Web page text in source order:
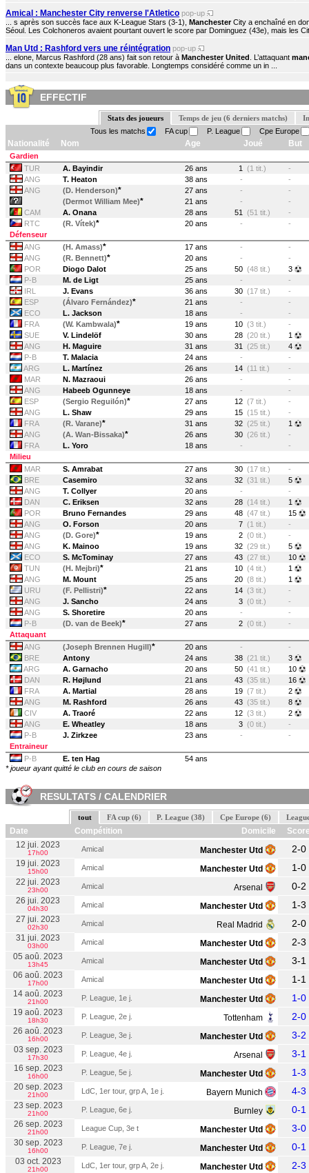
Amical : Manchester City renverse l'Atletico pop-up
... s après son succès face aux K-League Stars (3-1), ManchesterCity a enchaîné en
Séoul. Les Colchoneros avaient pourtant ouvert le score par Dominguez (43e), mais les
Man Utd : Rashford vers une réintégration pop-up
... elone, Marcus Rashford (28 ans) fait son retour à Manchester United . L’attaquant
dans un contexte beaucoup plus favorable. Longtemps considéré comme un in ...
EFFECTIF
Stats des joueurs Temps de jeu (6 derniers matchs)
Tous les matchs
FA cup P. League Cpe Europe
Nationalité Nom Age Joué But
Gardien
TUR
A. Bayindir 26 ans 1 (1 tit.)
-
ANG
T. Heaton 38 ans -
-
ANG
(D. Henderson)* 27 ans -
-
(Dermot William Mee)* 21 ans -
-
CAM
A. Onana 28 ans 51 (51 tit.)
-
RTC
(R. Vítek)* 20 ans -
-
Défenseur
ANG
(H. Amass)* 17 ans -
-
ANG
(R. Bennett)* 20 ans -
-
POR
Diogo Dalot 25 ans 50 (48 tit.)
3
P-B
M. de Ligt 25 ans -
-
IRL
J. Evans 36 ans 30 (17 tit.)
-
ESP
(Álvaro Fernández)* 21 ans -
-
ECO
L. Jackson 18 ans -
-
FRA
(W. Kambwala)* 19 ans 10 (3 tit.)
-
SUE
V. Lindelöf 30 ans 28 (20 tit.)
1
ANG
H. Maguire 31 ans 31 (25 tit.)
4
P-B
T. Malacia 24 ans -
-
ARG
L. Martínez 26 ans 14 (11 tit.)
-
MAR
N. Mazraoui 26 ans -
-
ANG
Habeeb Ogunneye 18 ans -
-
ESP
(Sergio Reguilón)* 27 ans 12 (7 tit.)
-
ANG
L. Shaw 29 ans 15 (15 tit.)
-
FRA
(R. Varane)* 31 ans 32 (25 tit.)
1
ANG
(A. Wan-Bissaka)* 26 ans 30 (26 tit.)
-
FRA
L. Yoro 18 ans -
-
Milieu
MAR
S. Amrabat 27 ans 30 (17 tit.)
-
BRE
Casemiro 32 ans 32 (31 tit.)
5
ANG
T. Collyer 20 ans -
-
DAN
C. Eriksen 32 ans 28 (14 tit.)
1
POR
Bruno Fernandes 29 ans 48 (47 tit.)
15
ANG
O. Forson 20 ans 7 (1 tit.)
-
ANG
(D. Gore)* 19 ans 2 (0 tit.)
-
ANG
K. Mainoo 19 ans 32 (29 tit.)
5
ECO
S. McTominay 27 ans 43 (27 tit.)
10
TUN
(H. Mejbri)* 21 ans 10 (4 tit.)
1
ANG
M. Mount 25 ans 20 (8 tit.)
1
URU
(F. Pellistri)* 22 ans 14 (3 tit.)
-
ANG
J. Sancho 24 ans 3 (0 tit.)
-
ANG
S. Shoretire 20 ans -
-
P-B
(D. van de Beek)* 27 ans 2 (0 tit.)
-
Attaquant
ANG
(Joseph Brennen Hugill)* 20 ans -
-
BRE
Antony 24 ans 38 (21 tit.)
3
ARG
A. Garnacho 20 ans 50 (41 tit.)
10
DAN
R. Højlund 21 ans 43 (35 tit.)
16
FRA
A. Martial 28 ans 19 (7 tit.)
2
ANG
M. Rashford 26 ans 43 (35 tit.)
8
CIV
A. Traoré 22 ans 12 (3 tit.)
2
ANG
E. Wheatley 18 ans 3 (0 tit.)
-
P-B
J. Zirkzee 23 ans -
-
Entraineur
P-B
E. ten Hag
54 ans
* joueur ayant quitté le club en cours de saison
RESULTATS / CALENDRIER
tout FA cup (6) P. League (38) Cpe Europe (6)
Date Compétition Domicile
12 jui. 2023
17h00 Amical Manchester Utd 2-0
19 jui. 2023
15h00 Amical Manchester Utd 1-0
22 jui. 2023
23h00 Amical Arsenal 0-2
26 jui. 2023
04h30 Amical Manchester Utd 1-3
27 jui. 2023
02h30 Amical Real Madrid 2-0
31 jui. 2023
03h00 Amical Manchester Utd 2-3
05 aoû. 2023
13h45 Amical Manchester Utd 3-1
06 aoû. 2023
17h00 Amical Manchester Utd 1-1
14 aoû. 2023
21h00 P. League, 1e j. Manchester Utd 1-0
19 aoû. 2023
18h30 P. League, 2e j. Tottenham 2-0
26 aoû. 2023
16h00 P. League, 3e j. Manchester Utd 3-2
03 sep. 2023
17h30 P. League, 4e j. Arsenal 3-1
16 sep. 2023
16h00 P. League, 5e j. Manchester Utd 1-3
20 sep. 2023
21h00 LdC, 1er tour, grp A, 1e j. Bayern Munich 4-3
23 sep. 2023
21h00 P. League, 6e j. Burnley 0-1
26 sep. 2023
21h00 League Cup, 3e t Manchester Utd 3-0
30 sep. 2023
16h00 P. League, 7e j. Manchester Utd 0-1
03 oct. 2023
21h00 LdC, 1er tour, grp A, 2e j. Manchester Utd 2-3